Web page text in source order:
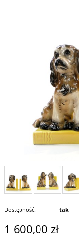
Dostępność: tak
1 600,00 zł